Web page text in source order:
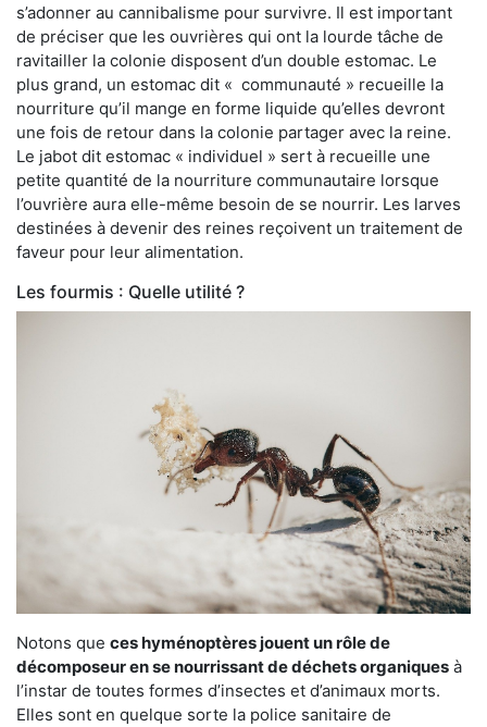
s’adonner au cannibalisme pour survivre. Il est important
de préciser que les ouvrières qui ont la lourde tâche de
ravitailler la colonie disposent d’un double estomac. Le
plus grand, un estomac dit « communauté » recueille la
nourriture qu’il mange en forme liquide qu’elles devront
une fois de retour dans la colonie partager avec la reine.
Le jabot dit estomac « individuel » sert à recueille une
petite quantité de la nourriture communautaire lorsque
l’ouvrière aura elle-même besoin de se nourrir. Les larves
destinées à devenir des reines reçoivent un traitement de
faveur pour leur alimentation.
Les fourmis : Quelle utilité ?
Notons que ces hyménoptères jouent un rôle de
décomposeur en se nourrissant de déchets organiques à
l’instar de toutes formes d’insectes et d’animaux morts.
Elles sont en quelque sorte la police sanitaire de